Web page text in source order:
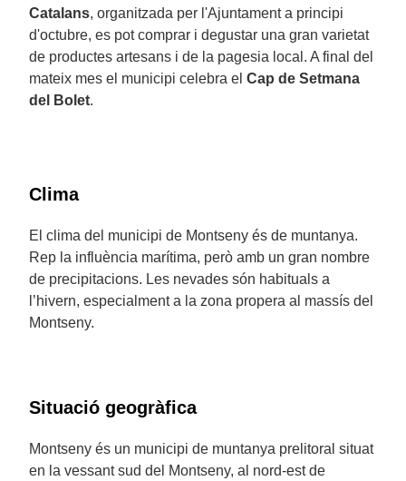
Catalans, organitzada per l'Ajuntament a principi
d'octubre, es pot comprar i degustar una gran varietat
de productes artesans i de la pagesia local. A final del
mateix mes el municipi celebra el Cap de Setmana
del Bolet.
Clima
El clima del municipi de Montseny és de muntanya.
Rep la influència marítima, però amb un gran nombre
de precipitacions. Les nevades són habituals a
l’hivern, especialment a la zona propera al massís del
Montseny.
Situació geogràfica
Montseny és un municipi de muntanya prelitoral situat
en la vessant sud del Montseny, al nord-est de